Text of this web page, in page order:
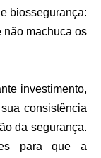
biossegurança:
não machuca os
investimento,
consistência
da segurança.
para que a